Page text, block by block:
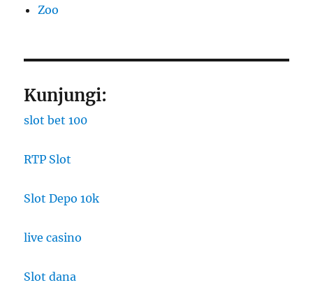
Zoo
Kunjungi:
slot bet 100
RTP Slot
Slot Depo 10k
live casino
Slot dana